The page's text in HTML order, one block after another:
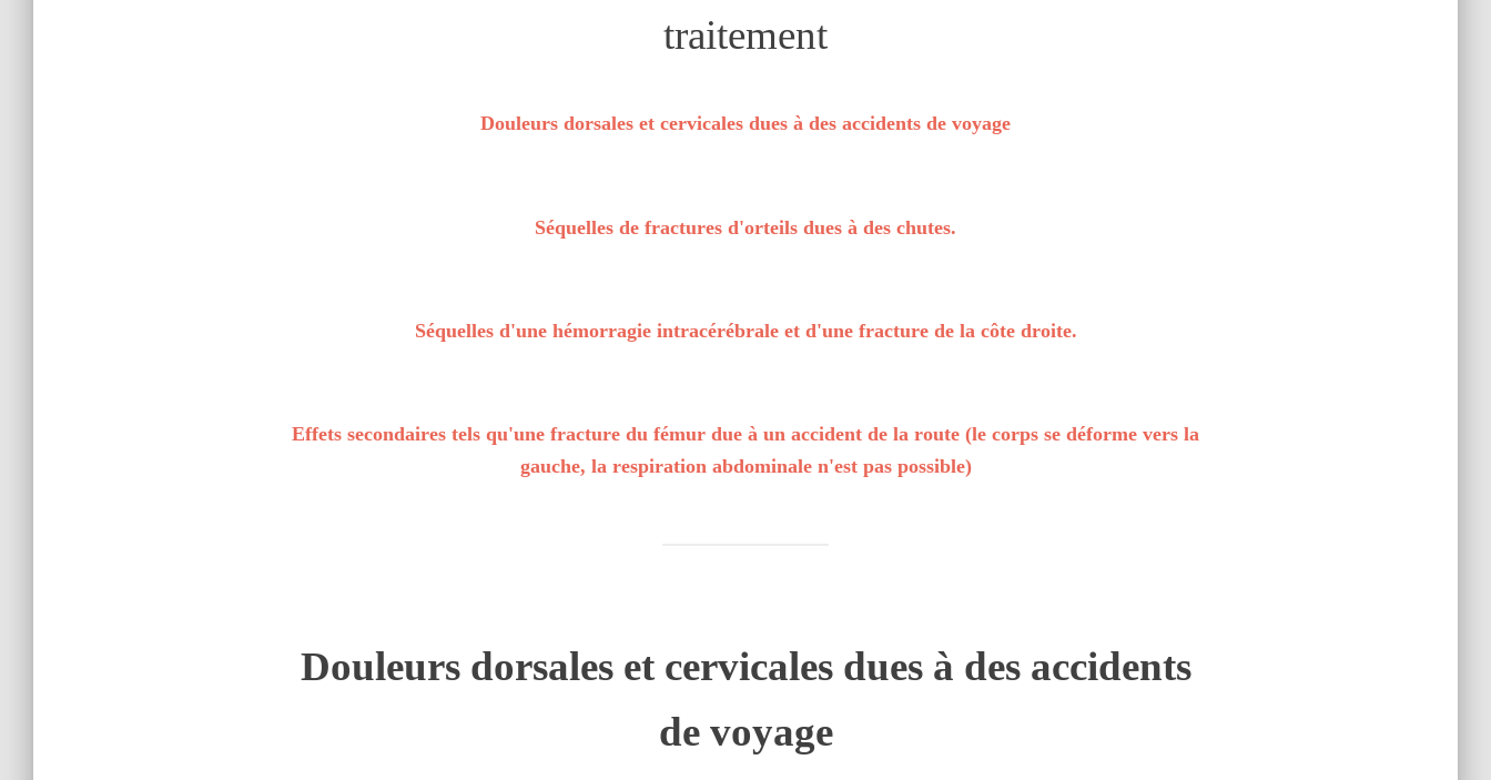
traitement
Douleurs dorsales et cervicales dues à des accidents de voyage
Séquelles de fractures d'orteils dues à des chutes.
Séquelles d'une hémorragie intracérébrale et d'une fracture de la côte droite.
Effets secondaires tels qu'une fracture du fémur due à un accident de la route (le corps se déforme vers la
gauche, la respiration abdominale n'est pas possible)
Douleurs dorsales et cervicales dues à des accidents
de voyage